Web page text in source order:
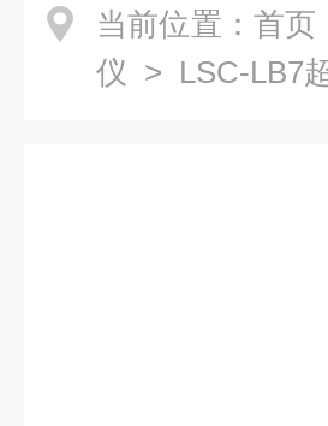
当前位置： 首页
仪 > LSC-LB7